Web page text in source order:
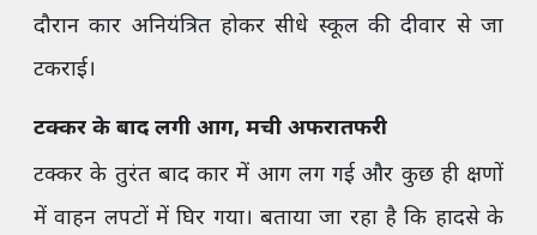
दौरान कार अनियंत्रित होकर सीधे स्कूल की दीवार से जा
टकराई।
टक्कर के बाद लगी आग, मची अफरातफरी
टक्कर के तुरंत बाद कार में आग लग गई और कुछ ही क्षणों
में वाहन लपटों में घिर गया। बताया जा रहा है कि हादसे के